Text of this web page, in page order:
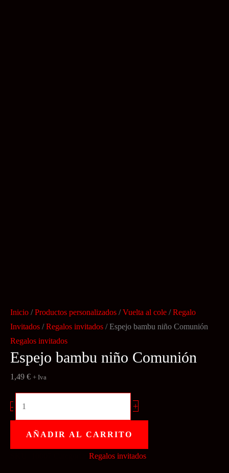
Inicio /Productos personalizados /Vuelta al cole /Regalo
Invitados /Regalos invitados / Espejo bambu niño Comunión
Regalos invitados
Espejo bambu niño Comunión
1,49 € + Iva
- +
AÑADIR AL CARRITO
Regalos invitados